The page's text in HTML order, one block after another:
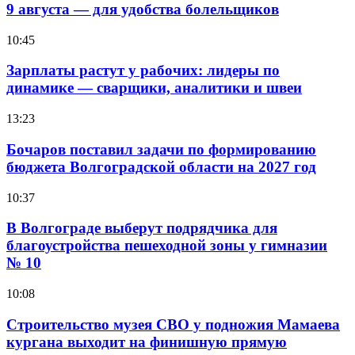
9 августа — для удобства болельщиков
10:45
Зарплаты растут у рабочих: лидеры по
динамике — сварщики, аналитики и швеи
13:23
Бочаров поставил задачи по формированию
бюджета Волгоградской области на 2027 год
10:37
В Волгограде выберут подрядчика для
благоустройства пешеходной зоны у гимназии
№ 10
10:08
Строительство музея СВО у подножия Мамаева
кургана выходит на финишную прямую